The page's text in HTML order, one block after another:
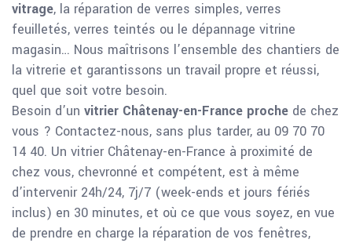
vitrage, la réparation de verres simples, verres
feuilletés, verres teintés ou le dépannage vitrine
magasin… Nous maîtrisons l’ensemble des chantiers de
la vitrerie et garantissons un travail propre et réussi,
quel que soit votre besoin.
Besoin d’un vitrier Châtenay-en-France proche de chez
vous ? Contactez-nous, sans plus tarder, au 09 70 70
14 40. Un vitrier Châtenay-en-France à proximité de
chez vous, chevronné et compétent, est à même
d’intervenir 24h/24, 7j/7 (week-ends et jours fériés
inclus) en 30 minutes, et où ce que vous soyez, en vue
de prendre en charge la réparation de vos fenêtres,